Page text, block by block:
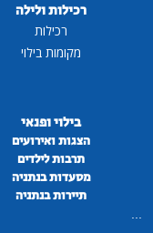
רכילות ולילה
רכילות
מקומות בילוי
בילוי ופנאי
הצגות ואירועים
תרבות לילדים
מסעדות בנתניה
תיירות בנתניה
...